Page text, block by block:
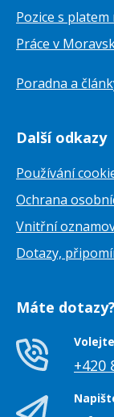
Pozice s platem
Práce v
Poradna a
Další odkazy
Používání
Ochrana
Vnitřní
Dotazy,
Máte
+420